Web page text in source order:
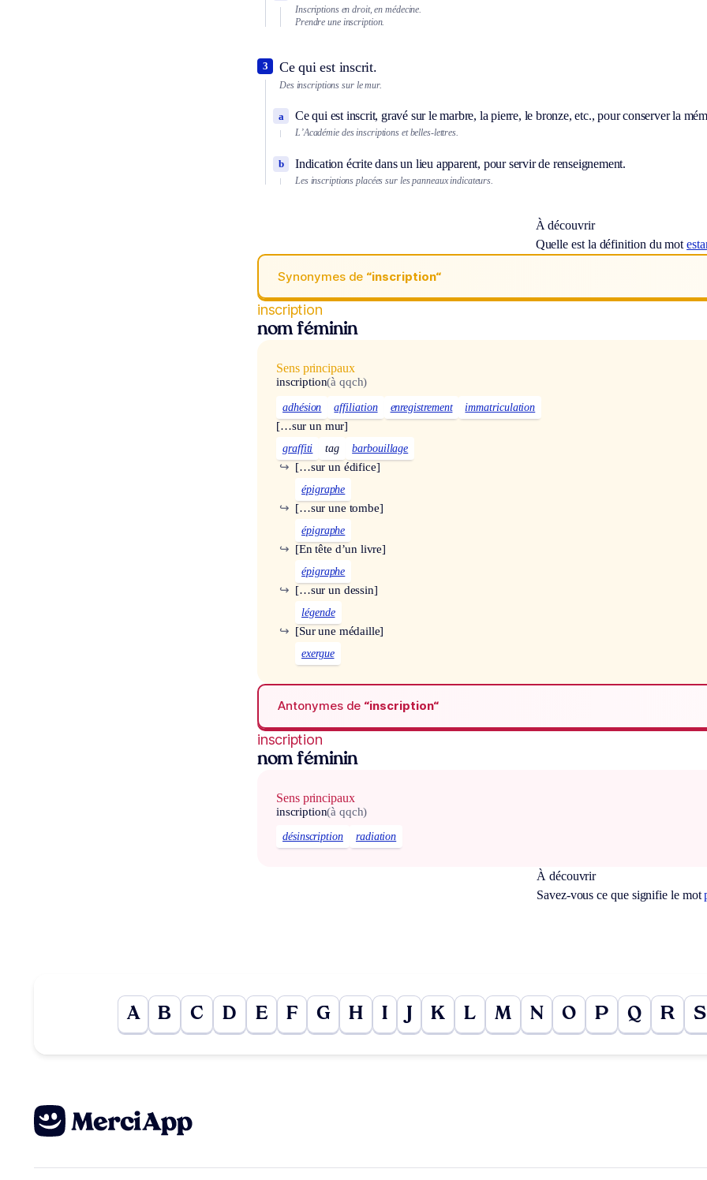
Inscriptions en droit, en médecine.
Prendre une inscription.
Ce qui est inscrit.
3
Des inscriptions sur le mur.
Ce qui est inscrit, gravé sur le marbre, la pierre, le bronze, etc., pour conserver la
a
L’Académie des inscriptions et belles-lettres.
Indication écrite dans un lieu apparent, pour servir de renseignement.
b
Les inscriptions placées sur les panneaux indicateurs.
À découvrir
Quelle est la définition du mot
Synonymes de “inscription“
inscription
nom féminin
Sens principaux
inscription(à qqch)
adhésion affiliation enregistrement immatriculation
[…sur un mur]
graffiti tag barbouillage
[…sur un édifice]
↪
épigraphe
[…sur une tombe]
↪
épigraphe
[En tête d’un livre]
↪
épigraphe
[…sur un dessin]
↪
légende
[Sur une médaille]
↪
exergue
Antonymes de “inscription“
inscription
nom féminin
Sens principaux
inscription(à qqch)
désinscription radiation
À découvrir
Savez-vous ce que signifie le mot
A B C D E F G H I J K L M N O P Q R S